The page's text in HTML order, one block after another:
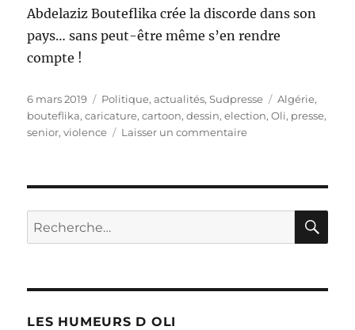
Abdelaziz Bouteflika crée la discorde dans son
pays… sans peut-être même s’en rendre
compte !
Publié
le
6 mars 2019 Catégories
Politique, actualités,Sudpresse Étiquettes
Algérie,
bouteflika,caricature,cartoon,dessin,election,Oli, presse,
senior,violence Laisser un commentairesur
violences
les
Recherche
pour :
LES HUMEURS D OLI